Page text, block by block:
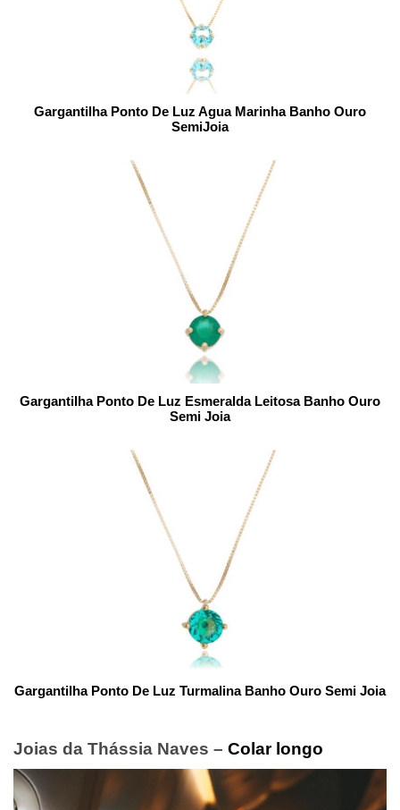
Gargantilha Ponto De Luz Agua Marinha Banho Ouro
SemiJoia
Gargantilha Ponto De Luz Esmeralda Leitosa Banho Ouro
Semi Joia
Gargantilha Ponto De Luz Turmalina Banho Ouro Semi Joia
Joias da Thássia Naves – Colar longo